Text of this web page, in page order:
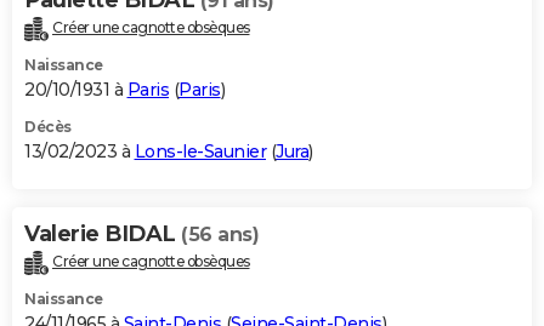
Créer une cagnotte obsèques
Naissance
20/10/1931 à Paris (Paris)
Décès
13/02/2023 à Lons-le-Saunier(Jura)
Valerie BIDAL (56 ans)
Créer une cagnotte obsèques
Naissance